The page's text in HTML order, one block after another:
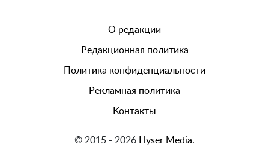
О редакции
Редакционная политика
Политика конфиденциальности
Рекламная политика
Контакты
© 2015 - 2026 Hyser Media.